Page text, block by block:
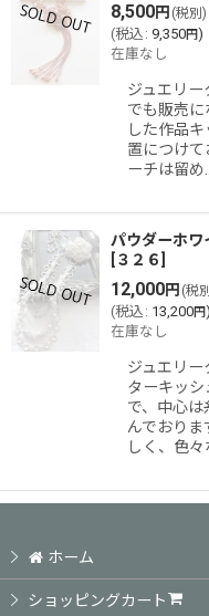
8,500円 (税別)
(税込 : 9,350円)
在庫なし
ジュエリ
でも販売に
した作品
置につけて
ーチは留め…
パウダーホワ
３２６
12,000円 (税
(税込 : 13,200円)
在庫なし
ジュエリ
ターキッ
で、中心は
んでおりま
しく、色々
ホーム
ショッピングカート